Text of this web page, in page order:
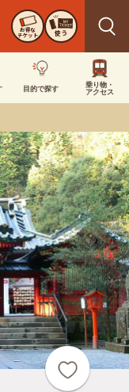
お得な
チケット 使う
目的で探す
乗り物・
アクセス